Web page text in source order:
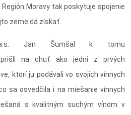
Moravy tak poskytuje spojenie
zeme dá získať.
a.s. Jan Šumšal k tomu
prišli na chuť ako jedni z prvých
ktorí ju podávali vo svojich vínnych
sa osvedčila i na miešanie vínnych
s kvalitným suchým vínom v